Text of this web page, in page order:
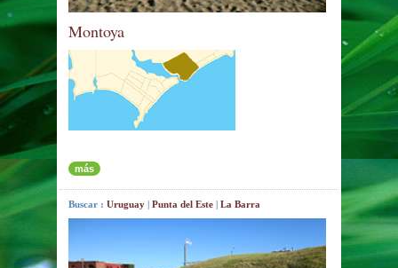
Montoya
más
Buscar :Uruguay |Punta del Este |La Barra